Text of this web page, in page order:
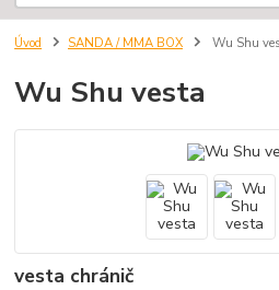
Úvod SANDA / MMA BOX Wu Shu
Wu Shu vesta
vesta chránič